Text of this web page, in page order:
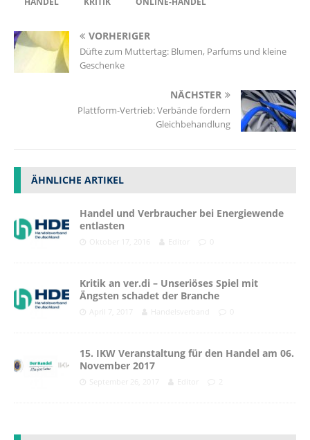
VORHERIGER
Düfte zum Muttertag: Blumen, Parfums und kleine
Geschenke
NÄCHSTER
Plattform-Vertrieb: Verbände fordern
Gleichbehandlung
ÄHNLICHE ARTIKEL
Handel und Verbraucher bei Energiewende
entlasten
Kritik an ver.di – Unseriöses Spiel mit
Ängsten schadet der Branche
15. IKW Veranstaltung für den Handel am 06.
November 2017